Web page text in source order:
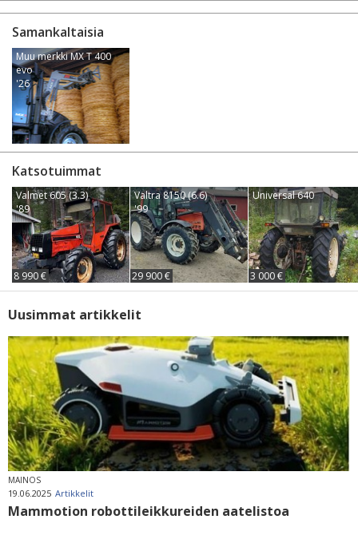
Samankaltaisia
Muu merkki MX T 400
evo
'26
Katsotuimmat
Valmet 605 (3.3)
'89
8 990 €
Valtra 8150 (6.6)
'99
29 900 €
Universal 640
3 000 €
Uusimmat artikkelit
MAINOS
19.06.2025 Artikkelit
Mammotion robottileikkureiden aatelistoa